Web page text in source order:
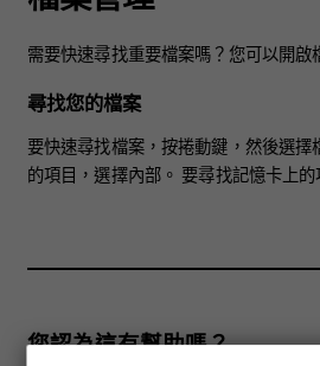
戶
指
南
需要快速尋找重要檔案嗎？您可以開啟
尋找您的檔案
要快速尋找檔案，按捲動鍵，然後選擇
的項目，選擇內部 。 要尋找記憶卡上
您認為這有幫助嗎？